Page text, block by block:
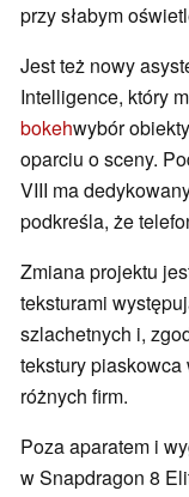
przy słabym
Jest też nowy
Intelligence, który
bokehwybór
oparciu o sceny.
VIII ma
podkreśla, że
Zmiana projektu
teksturami
szlachetnych i,
tekstury
różnych firm.
Poza aparatem i
w Snapdragon 8